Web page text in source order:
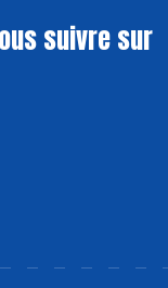
suivre sur